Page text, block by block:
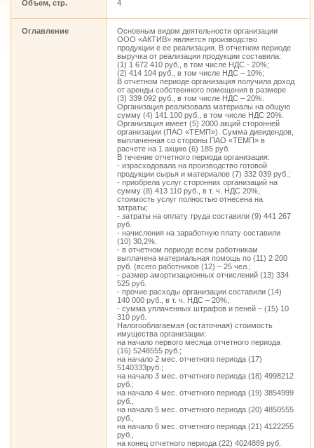
Объем, стр. 4
Оглавление
Основным видом деятельности организации
ООО «АКТИВ» является производство
продукции е ее реализация. В отчетном периоде
выручка от реализации продукции составила:
(1) 1 672 410 руб., в том числе НДС - 20%;
(2) 414 104 руб., в том числе НДС – 10%;
В отчетном периоде организация получила доход
от аренды собственного помещения в размере
(3) 339 092 руб., в том числе НДС – 20%.
Организация реализовала материалы на общую
сумму (4) 141 100 руб., в том числе НДС 20%.
Организация имеет (5) 2000 акций сторонней
организации (ПАО «ТЕМП»). Сумма дивидендов,
выплаченная со стороны ПАО «ТЕМП» в
расчете на 1 акцию (6) 185 руб.
В течение отчетного периода организация:
- израсходовала на производство готовой
продукции сырья и материалов (7) 332 039 руб.;
- приобрела услуг сторонних организаций на
сумму (8) 413 110 руб., в т. ч. НДС 20%,
стоимость услуг полностью отнесена на
затраты;
- затраты на оплату труда составили (9) 441 267
руб.
- начисления на заработную плату составили
(10) 30,2%.
- в отчетном периоде всем работникам
выплачена материальная помощь по (11) 2 200
руб. (всего работников (12) – 25 чел.;
- размер амортизационных отчислений (13) 334
525 руб.
- прочие расходы организации составили (14)
140 000 руб., в т. ч. НДС – 20%;
- сумма уплаченных штрафов и пеней – (15) 10
310 руб.
Налогооблагаемая (остаточная) стоимость
имущества организации:
на начало первого месяца отчетного периода
(16) 5248555 руб.;
на начало 2 мес. отчетного периода (17)
5140333руб.;
на начало 3 мес. отчетного периода (18) 4998212
руб.;
на начало 4 мес. отчетного периода (19) 3854999
руб.,
на начало 5 мес. отчетного периода (20) 4850555
руб.,
на начало 6 мес. отчетного периода (21) 4122255
руб.,
на конец отчетного периода (22) 4024889 руб.